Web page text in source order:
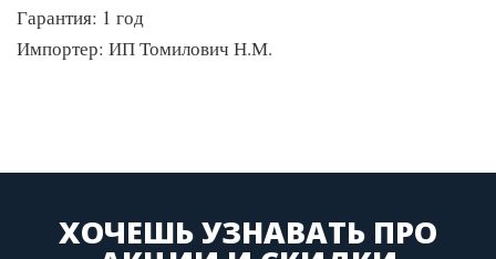
Гарантия: 1 год
Импортер: ИП Томилович Н.М.
ХОЧЕШЬ УЗНАВАТЬ ПРО